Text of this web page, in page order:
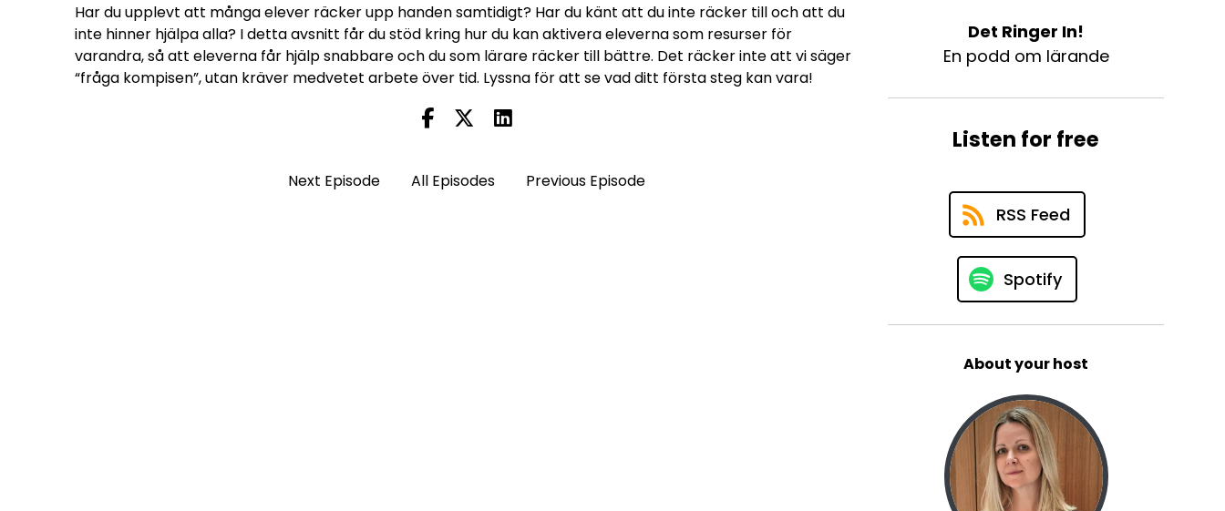
Har du upplevt att många elever räcker upp handen samtidigt? Har du känt att du inte räcker till och att du
inte hinner hjälpa alla? I detta avsnitt får du stöd kring hur du kan aktivera eleverna som resurser för
varandra, så att eleverna får hjälp snabbare och du som lärare räcker till bättre. Det räcker inte att vi säger
“fråga kompisen”, utan kräver medvetet arbete över tid. Lyssna för att se vad ditt första steg kan vara!
Next Episode All Episodes Previous Episode
Det Ringer In!
En podd om lärande
Listen for free
RSS Feed
Spotify
About your host